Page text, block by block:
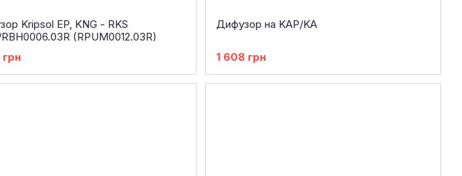
Kripsol EP, KNG - RKS
RBH0006.03R (RPUM0012.03R)
грн
Дифузор на KAP/KA
1 608 грн